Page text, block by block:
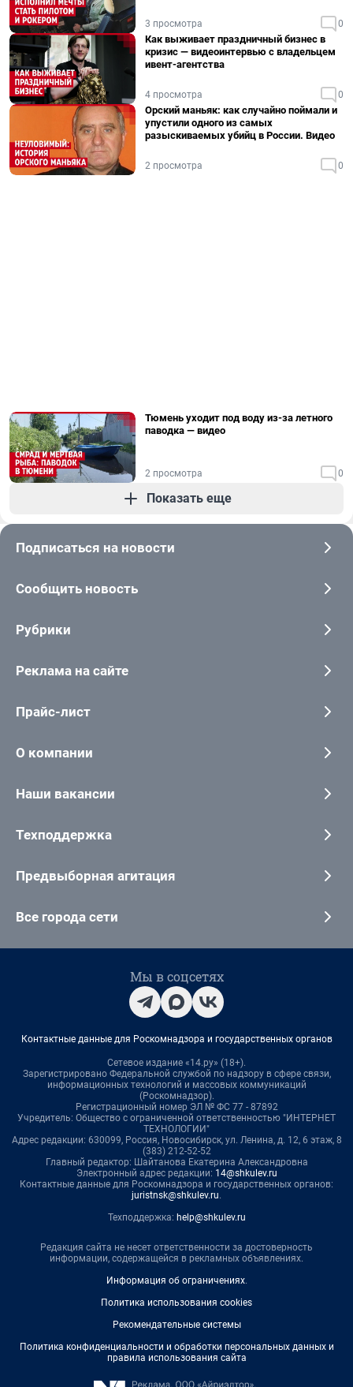
3 просмотра 0
Как выживает праздничный бизнес в
кризис — видеоинтервью с владельцем
ивент-агентства
4 просмотра 0
Орский маньяк: как случайно поймали и
упустили одного из самых
разыскиваемых убийц в России. Видео
2 просмотра 0
Тюмень уходит под воду из-за летного
паводка — видео
2 просмотра 0
Показать еще
Подписаться на новости
Сообщить новость
Рубрики
Реклама на сайте
Прайс-лист
О компании
Наши вакансии
Техподдержка
Предвыборная агитация
Все города сети
Мы в соцсетях
Контактные данные для Роскомнадзора и государственных органов
Сетевое издание «14.ру» (18+).
Зарегистрировано Федеральной службой по надзору в сфере связи,
информационных технологий и массовых коммуникаций
(Роскомнадзор).
Регистрационный номер ЭЛ № ФС 77 - 87892
Учредитель: Общество с ограниченной ответственностью "ИНТЕРНЕТ
ТЕХНОЛОГИИ"
Адрес редакции: 630099, Россия, Новосибирск, ул. Ленина, д. 12, 6 этаж, 8
(383) 212-52-52
Главный редактор: Шайтанова Екатерина Александровна
Электронный адрес редакции: 14@shkulev.ru
Контактные данные для Роскомнадзора и государственных органов:
juristnsk@shkulev.ru.
Техподдержка: help@shkulev.ru
Редакция сайта не несет ответственности за достоверность
информации, содержащейся в рекламных объявлениях.
Информация об ограничениях.
Политика использования cookies
Рекомендательные системы
Политика конфиденциальности и обработки персональных данных и
правила использования сайта